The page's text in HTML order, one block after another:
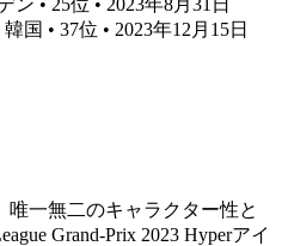
• 25位 • 2023年8月31日
国 • 37位 • 2023年12月15日
一無二のキャラクター性と
Grand-Prix 2023 Hyperアイ